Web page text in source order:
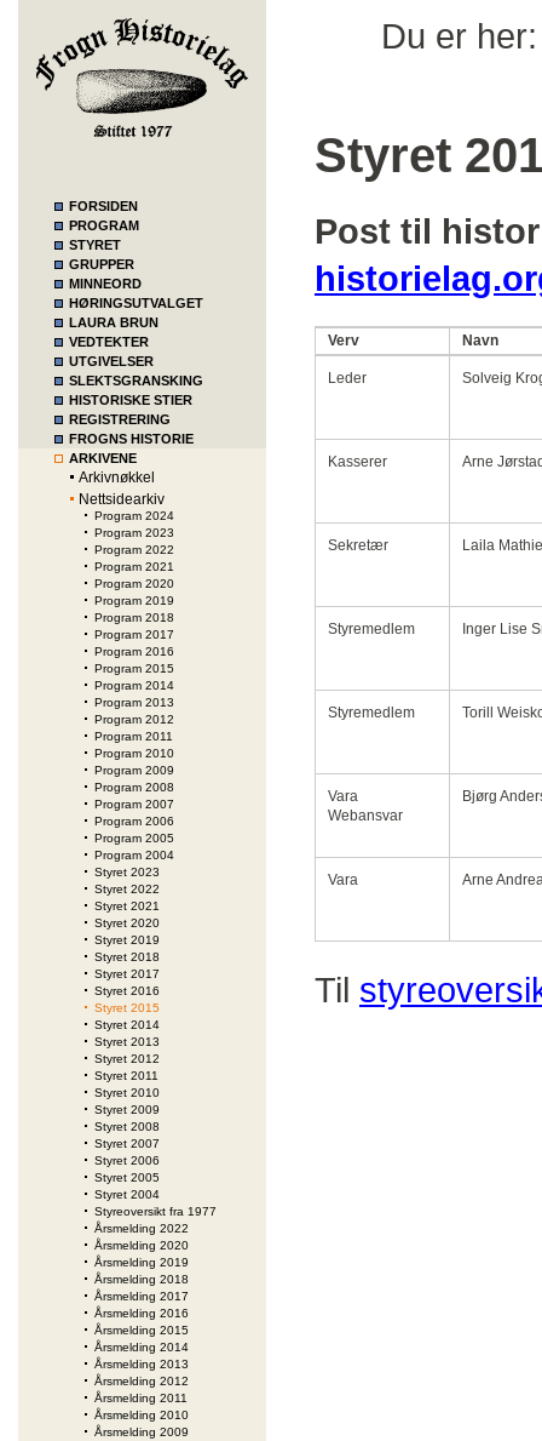
FORSIDEN
PROGRAM
STYRET
GRUPPER
MINNEORD
HØRINGSUTVALGET
LAURA BRUN
VEDTEKTER
UTGIVELSER
SLEKTSGRANSKING
HISTORISKE STIER
REGISTRERING
FROGNS HISTORIE
ARKIVENE
Arkivnøkkel
Nettsidearkiv
Program 2024
Program 2023
Program 2022
Program 2021
Program 2020
Program 2019
Program 2018
Program 2017
Program 2016
Program 2015
Program 2014
Program 2013
Program 2012
Program 2011
Program 2010
Program 2009
Program 2008
Program 2007
Program 2006
Program 2005
Program 2004
Styret 2023
Styret 2022
Styret 2021
Styret 2020
Styret 2019
Styret 2018
Styret 2017
Styret 2016
Styret 2015
Styret 2014
Styret 2013
Styret 2012
Styret 2011
Styret 2010
Styret 2009
Styret 2008
Styret 2007
Styret 2006
Styret 2005
Styret 2004
Styreoversikt fra 1977
Årsmelding 2022
Årsmelding 2020
Årsmelding 2019
Årsmelding 2018
Årsmelding 2017
Årsmelding 2016
Årsmelding 2015
Årsmelding 2014
Årsmelding 2013
Årsmelding 2012
Årsmelding 2011
Årsmelding 2010
Årsmelding 2009
Du er
Styret
Post til
Verv Navn
Leder Solveig
Kasserer Arne
Sekretær Laila
Styremedlem Inger Lise
Styremedlem Torill
Vara
Webansvar
Bjørg
Vara Arne
Til